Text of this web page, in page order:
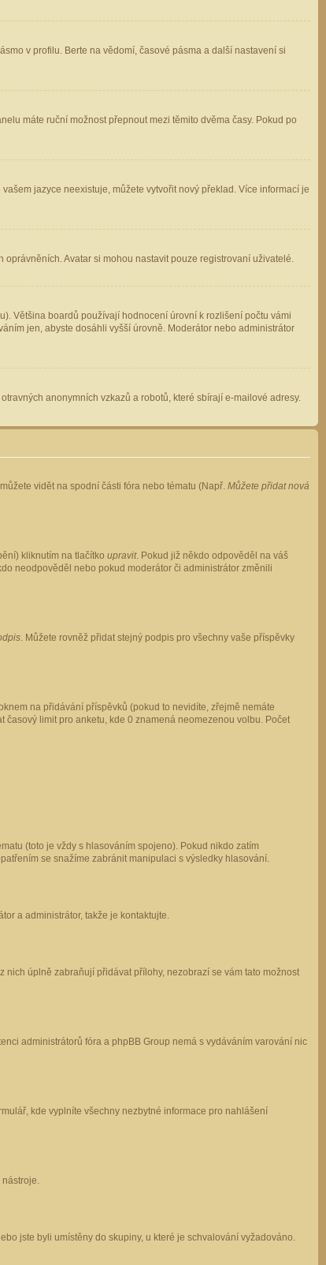
v profilu. Berte na vědomí, časové pásma a další nastavení si
máte ruční možnost přepnout mezi těmito dvěma časy. Pokud po
jazyce neexistuje, můžete vytvořit nový překlad. Více informací je
Avatar si mohou nastavit pouze registrovaní uživatelé.
Většina boardů používají hodnocení úrovní k rozlišení počtu vámi
jen, abyste dosáhli vyšší úrovně. Moderátor nebo administrátor
anonymních vzkazů a robotů, které sbírají e-mailové adresy.
vidět na spodní části fóra nebo tématu (Např. Můžete přidat nová
kliknutím na tlačítko upravit. Pokud již někdo odpověděl na váš
neodpověděl nebo pokud moderátor či administrátor změnili
. Můžete rovněž přidat stejný podpis pro všechny vaše příspěvky
na přidávání příspěvků (pokud to nevidíte, zřejmě nemáte
časový limit pro anketu, kde 0 znamená neomezenou volbu. Počet
(toto je vždy s hlasováním spojeno). Pokud nikdo zatím
se snažíme zabránit manipulaci s výsledky hlasování.
a administrátor, takže je kontaktujte.
úplně zabraňují přidávat přílohy, nezobrazí se vám tato možnost
administrátorů fóra a phpBB Group nemá s vydáváním varování nic
kde vyplníte všechny nezbytné informace pro nahlášení
nástroje.
jste byli umístěny do skupiny, u které je schvalování vyžadováno.